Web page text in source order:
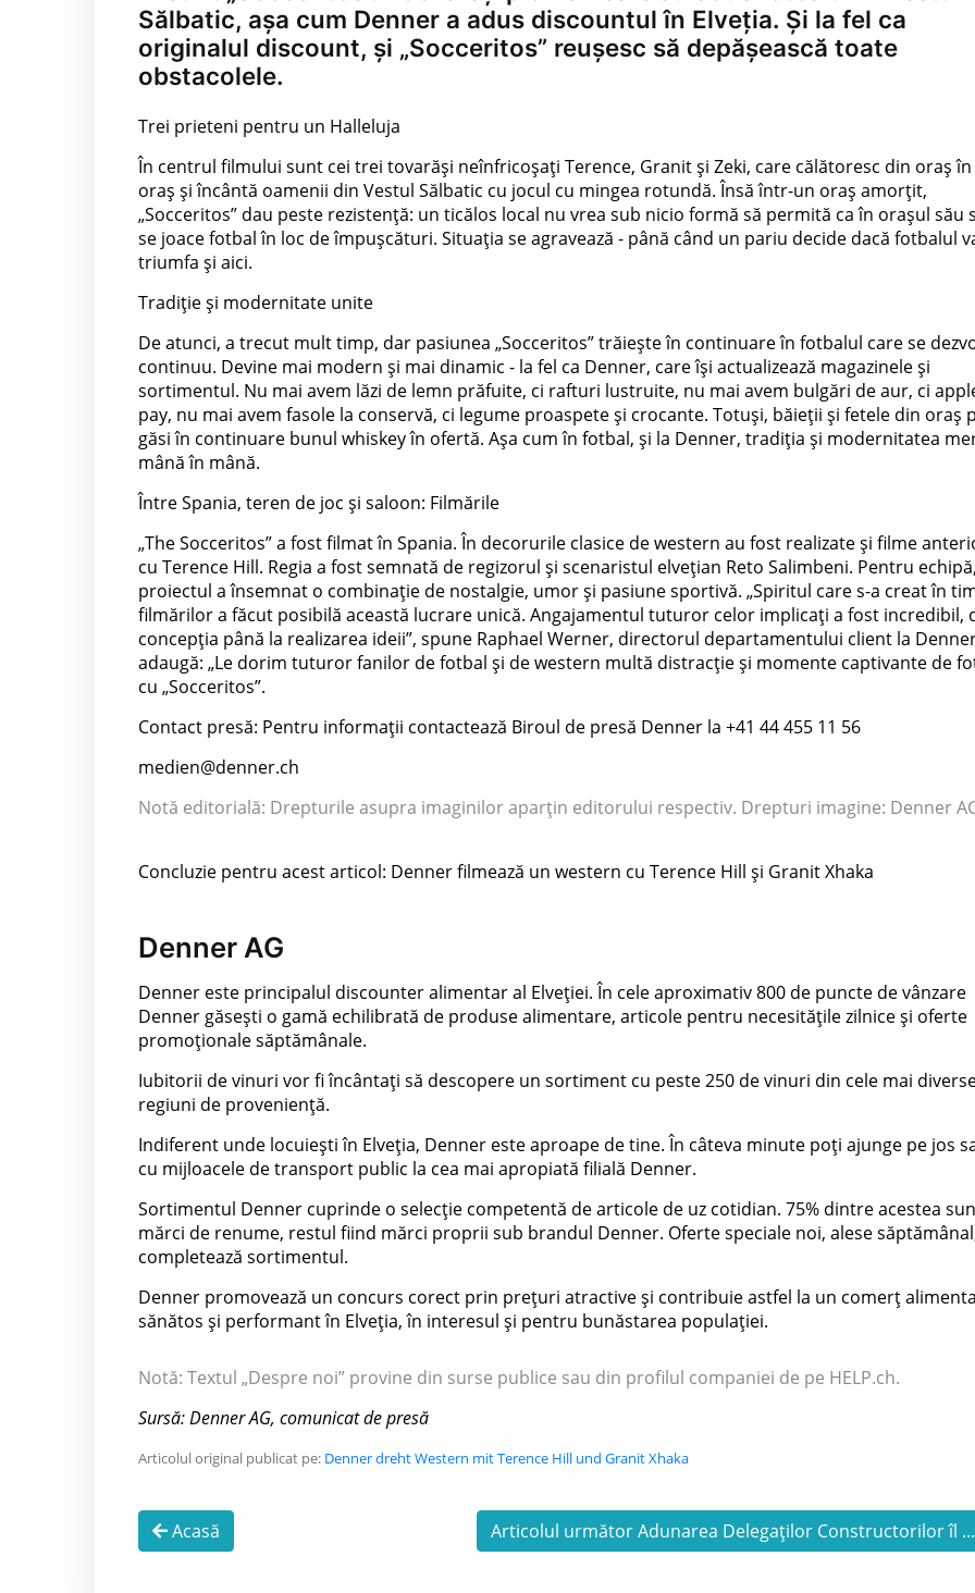
Sălbatic, așa cum Denner a adus discountul în Elveția. Și la fel ca
originalul discount, și „Socceritos” reușesc să depășească toate
obstacolele.
Trei prieteni pentru un Halleluja
În centrul filmului sunt cei trei tovarăși neînfricoșați Terence, Granit și Zeki, care călătoresc din oraș în
oraș și încântă oamenii din Vestul Sălbatic cu jocul cu mingea rotundă. Însă într-un oraș amorțit,
„Socceritos” dau peste rezistență: un ticălos local nu vrea sub nicio formă să permită ca în orașul său
se joace fotbal în loc de împușcături. Situația se agravează - până când un pariu decide dacă fotbalul
triumfa și aici.
Tradiție și modernitate unite
De atunci, a trecut mult timp, dar pasiunea „Socceritos” trăiește în continuare în fotbalul care se
continuu. Devine mai modern și mai dinamic - la fel ca Denner, care își actualizează magazinele și
sortimentul. Nu mai avem lăzi de lemn prăfuite, ci rafturi lustruite, nu mai avem bulgări de aur, ci
pay, nu mai avem fasole la conservă, ci legume proaspete și crocante. Totuși, băieții și fetele din oraș
găsi în continuare bunul whiskey în ofertă. Așa cum în fotbal, și la Denner, tradiția și modernitatea
mână în mână.
Între Spania, teren de joc și saloon: Filmările
„The Socceritos” a fost filmat în Spania. În decorurile clasice de western au fost realizate și filme
cu Terence Hill. Regia a fost semnată de regizorul și scenaristul elvețian Reto Salimbeni. Pentru echipă,
proiectul a însemnat o combinație de nostalgie, umor și pasiune sportivă. „Spiritul care s-a creat în
filmărilor a făcut posibilă această lucrare unică. Angajamentul tuturor celor implicați a fost incredibil,
concepția până la realizarea ideii”, spune Raphael Werner, directorul departamentului client la
adaugă: „Le dorim tuturor fanilor de fotbal și de western multă distracție și momente captivante de
cu „Socceritos”.
Contact presă: Pentru informații contactează Biroul de presă Denner la +41 44 455 11 56
medien@denner.ch
Notă editorială: Drepturile asupra imaginilor aparțin editorului respectiv. Drepturi imagine: Denner
Concluzie pentru acest articol: Denner filmează un western cu Terence Hill și Granit Xhaka
Denner AG
Denner este principalul discounter alimentar al Elveției. În cele aproximativ 800 de puncte de vânzare
Denner găsești o gamă echilibrată de produse alimentare, articole pentru necesitățile zilnice și oferte
promoționale săptămânale.
Iubitorii de vinuri vor fi încântați să descopere un sortiment cu peste 250 de vinuri din cele mai
regiuni de proveniență.
Indiferent unde locuiești în Elveția, Denner este aproape de tine. În câteva minute poți ajunge pe jos
cu mijloacele de transport public la cea mai apropiată filială Denner.
Sortimentul Denner cuprinde o selecție competentă de articole de uz cotidian. 75% dintre acestea
mărci de renume, restul fiind mărci proprii sub brandul Denner. Oferte speciale noi, alese
completează sortimentul.
Denner promovează un concurs corect prin prețuri atractive și contribuie astfel la un comerț
sănătos și performant în Elveția, în interesul și pentru bunăstarea populației.
Notă: Textul „Despre noi” provine din surse publice sau din profilul companiei de pe HELP.ch.
Sursă: Denner AG, comunicat de presă
Articolul original publicat pe: Denner dreht Western mit Terence Hill und Granit Xhaka
Acasă Articolul următor Adunarea Delegaților Constructorilor îl ...